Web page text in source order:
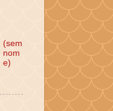
(sem
nom
e)